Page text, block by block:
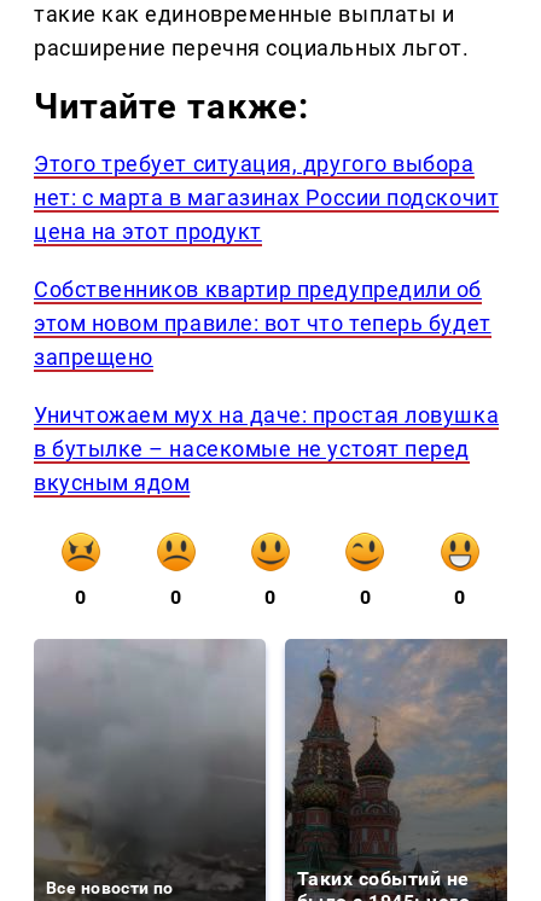
такие как единовременные выплаты и
расширение перечня социальных льгот.
Читайте также:
Этого требует ситуация, другого выбора
нет: с марта в магазинах России подскочит
цена на этот продукт
Собственников квартир предупредили об
этом новом правиле: вот что теперь будет
запрещено
Уничтожаем мух на даче: простая ловушка
в бутылке – насекомые не устоят перед
вкусным ядом
0 0 0 0 0
Все новости по
Таких событий не